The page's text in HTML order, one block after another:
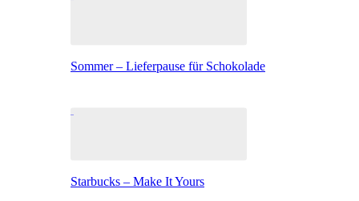
Sommer – Lieferpause für Schokolade
Starbucks – Make It Yours